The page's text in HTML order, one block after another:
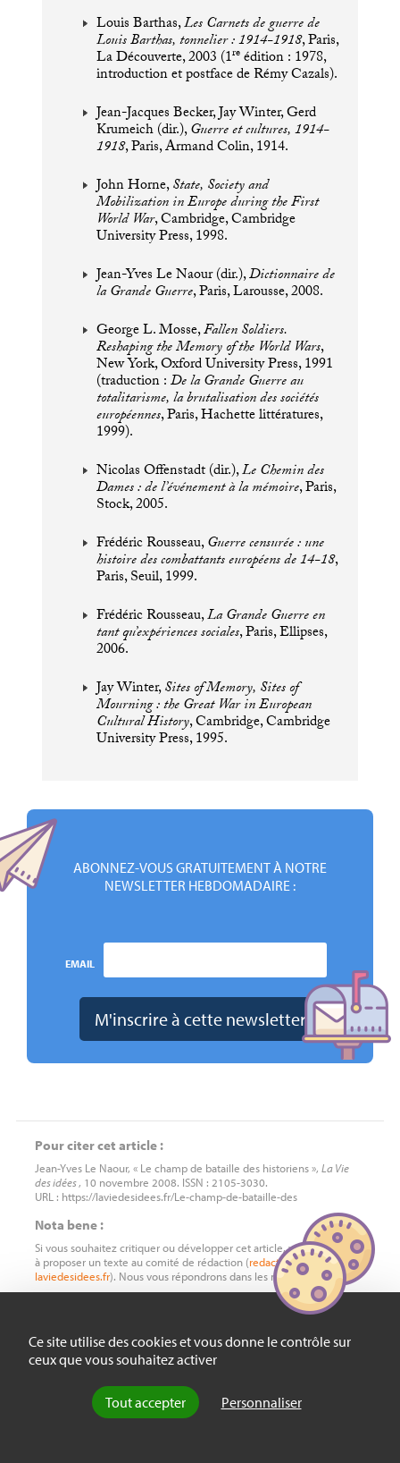
Ce site utilise des cookies et vous donne le contrôle sur
ceux que vous souhaitez activer
Tout accepter Personnaliser
Louis Barthas,Les Carnets de guerre de
Louis Barthas, tonnelier : 1914-1918, Paris,
La Découverte, 2003 (1reédition : 1978,
introduction et postface de Rémy Cazals).
Jean-Jacques Becker, Jay Winter, Gerd
Krumeich (dir.),Guerre et cultures, 1914-
1918, Paris, Armand Colin, 1914.
John Horne,State, Society and
Mobilization in Europe during the First
World War, Cambridge, Cambridge
University Press, 1998.
Jean-Yves Le Naour (dir.),Dictionnaire de
la Grande Guerre, Paris, Larousse, 2008.
George L. Mosse,Fallen Soldiers.
Reshaping the Memory of the World Wars,
New York, Oxford University Press, 1991
(traduction :De la Grande Guerre au
totalitarisme, la brutalisation des sociétés
européennes, Paris, Hachette littératures,
1999).
Nicolas Offenstadt (dir.),Le Chemin des
Dames : de l’événement à la mémoire, Paris,
Stock, 2005.
Frédéric Rousseau,Guerre censurée : une
histoire des combattants européens de 14-18,
Paris, Seuil, 1999.
Frédéric Rousseau,La Grande Guerre en
tant qu’expériences sociales, Paris, Ellipses,
2006.
Jay Winter,Sites of Memory, Sites of
Mourning : the Great War in European
Cultural History, Cambridge, Cambridge
University Press, 1995.
ABONNEZ-VOUS GRATUITEMENT À NOTRE
NEWSLETTER HEBDOMADAIRE :
EMAIL
Pour citer cet article :
Jean-Yves Le Naour, « Le champ de bataille des historiens », La Vie
des idées, 10 novembre 2008. ISSN : 2105-3030.
URL : https://laviedesidees.fr/Le-champ-de-bataille-des
Nota bene :
Si vous souhaitez critiquer ou développer cet article, vous êtes invité
à proposer un texte au comité de rédaction (redactionchez
laviedesidees.fr). Nous vous répondrons dans les meilleurs délais.
À LIRE AUSSI
Recension